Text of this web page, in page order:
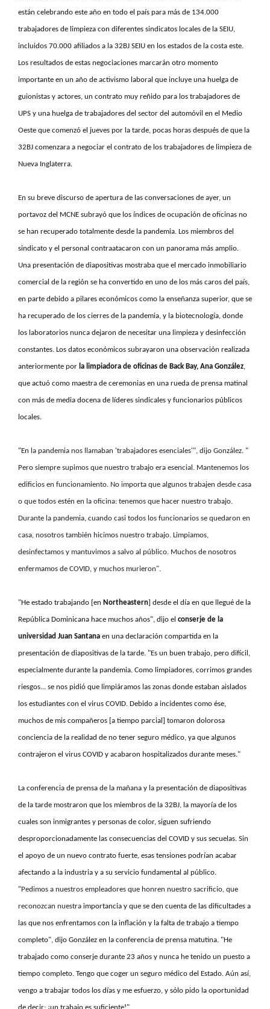
están celebrando este año en todo el país para más de 134.000
trabajadores de limpieza con diferentes sindicatos locales de la SEIU,
incluidos 70.000 afiliados a la 32BJ SEIU en los estados de la costa este.
Los resultados de estas negociaciones marcarán otro momento
importante en un año de activismo laboral que incluye una huelga de
guionistas y actores, un contrato muy reñido para los trabajadores de
UPS y una huelga de trabajadores del sector del automóvil en el Medio
Oeste que comenzó el jueves por la tarde, pocas horas después de que la
32BJ comenzara a negociar el contrato de los trabajadores de limpieza de
Nueva Inglaterra.
En su breve discurso de apertura de las conversaciones de ayer, un
portavoz del MCNE subrayó que los índices de ocupación de oficinas no
se han recuperado totalmente desde la pandemia. Los miembros del
sindicato y el personal contraatacaron con un panorama más amplio.
Una presentación de diapositivas mostraba que el mercado inmobiliario
comercial de la región se ha convertido en uno de los más caros del país,
en parte debido a pilares económicos como la enseñanza superior, que se
ha recuperado de los cierres de la pandemia, y la biotecnología, donde
los laboratorios nunca dejaron de necesitar una limpieza y desinfección
constantes. Los datos económicos subrayaron una observación realizada
anteriormente por la limpiadora de oficinas de Back Bay, Ana González
que actuó como maestra de ceremonias en una rueda de prensa matinal
con más de media docena de líderes sindicales y funcionarios públicos
locales.
"En la pandemia nos llamaban 'trabajadores esenciales'", dijo González. "
Pero siempre supimos que nuestro trabajo era esencial. Mantenemos los
edificios en funcionamiento. No importa que algunos trabajen desde casa
o que todos estén en la oficina: tenemos que hacer nuestro trabajo.
Durante la pandemia, cuando casi todos los funcionarios se quedaron en
casa, nosotros también hicimos nuestro trabajo. Limpiamos,
desinfectamos y mantuvimos a salvo al público. Muchos de nosotros
enfermamos de COVID, y muchos murieron".
"He estado trabajando [en Northeastern] desde el día en que llegué de la
República Dominicana hace muchos años", dijo el conserje de la
universidad Juan Santana en una declaración compartida en la
presentación de diapositivas de la tarde. "Es un buen trabajo, pero difícil,
especialmente durante la pandemia. Como limpiadores, corrimos grandes
riesgos... se nos pidió que limpiáramos las zonas donde estaban aislados
los estudiantes con el virus COVID. Debido a incidentes como ése,
muchos de mis compañeros [a tiempo parcial] tomaron dolorosa
conciencia de la realidad de no tener seguro médico, ya que algunos
contrajeron el virus COVID y acabaron hospitalizados durante meses."
La conferencia de prensa de la mañana y la presentación de diapositivas
de la tarde mostraron que los miembros de la 32BJ, la mayoría de los
cuales son inmigrantes y personas de color, siguen sufriendo
desproporcionadamente las consecuencias del COVID y sus secuelas. Sin
el apoyo de un nuevo contrato fuerte, esas tensiones podrían acabar
afectando a la industria y a su servicio fundamental al público.
"Pedimos a nuestros empleadores que honren nuestro sacrificio, que
reconozcan nuestra importancia y que se den cuenta de las dificultades a
las que nos enfrentamos con la inflación y la falta de trabajo a tiempo
completo", dijo González en la conferencia de prensa matutina. "He
trabajado como conserje durante 23 años y nunca he tenido un puesto a
tiempo completo. Tengo que coger un seguro médico del Estado. Aún así,
vengo a trabajar todos los días y me esfuerzo, y sólo pido la oportunidad
de decir: ¡un trabajo es suficiente!".